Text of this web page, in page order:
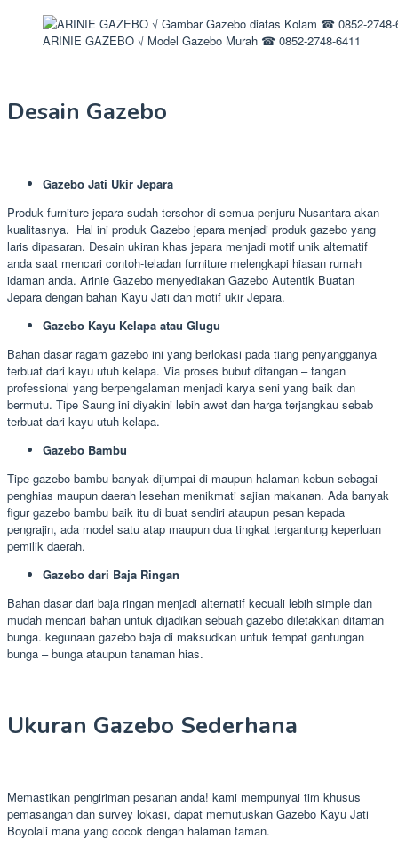
ARINIE GAZEBO √ Model Gazebo Murah ☎ 0852-2748-6411
Desain Gazebo
Gazebo Jati Ukir Jepara
Produk furniture jepara sudah tersohor di semua penjuru Nusantara akan
kualitasnya. Hal ini produk Gazebo jepara menjadi produk gazebo yang
laris dipasaran. Desain ukiran khas jepara menjadi motif unik alternatif
anda saat mencari contoh-teladan furniture melengkapi hiasan rumah
idaman anda. Arinie Gazebo menyediakan Gazebo Autentik Buatan
Jepara dengan bahan Kayu Jati dan motif ukir Jepara.
Gazebo Kayu Kelapa atau Glugu
Bahan dasar ragam gazebo ini yang berlokasi pada tiang penyangganya
terbuat dari kayu utuh kelapa. Via proses bubut ditangan – tangan
professional yang berpengalaman menjadi karya seni yang baik dan
bermutu. Tipe Saung ini diyakini lebih awet dan harga terjangkau sebab
terbuat dari kayu utuh kelapa.
Gazebo Bambu
Tipe gazebo bambu banyak dijumpai di maupun halaman kebun sebagai
penghias maupun daerah lesehan menikmati sajian makanan. Ada banyak
figur gazebo bambu baik itu di buat sendiri ataupun pesan kepada
pengrajin, ada model satu atap maupun dua tingkat tergantung keperluan
pemilik daerah.
Gazebo dari Baja Ringan
Bahan dasar dari baja ringan menjadi alternatif kecuali lebih simple dan
mudah mencari bahan untuk dijadikan sebuah gazebo diletakkan ditaman
bunga. kegunaan gazebo baja di maksudkan untuk tempat gantungan
bunga – bunga ataupun tanaman hias.
Ukuran Gazebo Sederhana
Memastikan pengiriman pesanan anda! kami mempunyai tim khusus
pemasangan dan survey lokasi, dapat memutuskan Gazebo Kayu Jati
Boyolali mana yang cocok dengan halaman taman.